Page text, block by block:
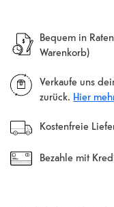
Bequem in
Warenkorb)
Verkaufe uns
zurück. Hier
Kostenfreie
Bezahle mit